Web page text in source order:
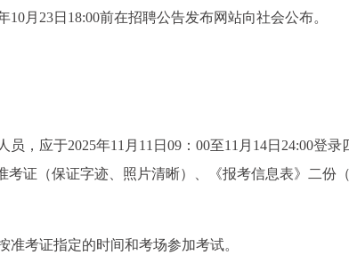
月23日18:00前在招聘公告发布网站向社会公布。
，应于2025年11月11日09：00至11月14日24:00登录
考证（保证字迹、照片清晰）、《报考信息表》二份
考证指定的时间和考场参加考试。